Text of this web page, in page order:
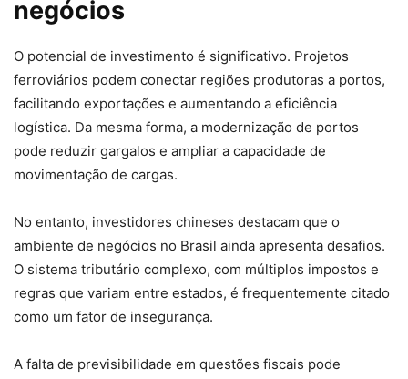
negócios
O potencial de investimento é significativo. Projetos
ferroviários podem conectar regiões produtoras a portos,
facilitando exportações e aumentando a eficiência
logística. Da mesma forma, a modernização de portos
pode reduzir gargalos e ampliar a capacidade de
movimentação de cargas.
No entanto, investidores chineses destacam que o
ambiente de negócios no Brasil ainda apresenta desafios.
O sistema tributário complexo, com múltiplos impostos e
regras que variam entre estados, é frequentemente citado
como um fator de insegurança.
A falta de previsibilidade em questões fiscais pode